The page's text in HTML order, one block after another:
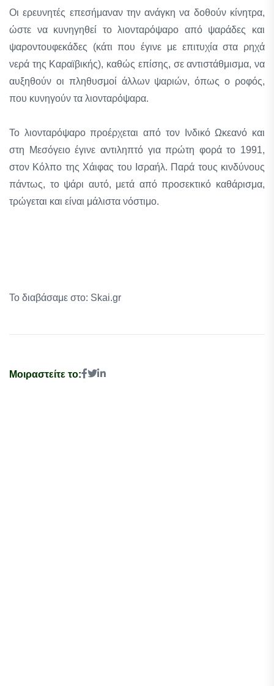
Οι ερευνητές επεσήμαναν την ανάγκη να δοθούν κίνητρα,
ώστε να κυνηγηθεί το λιονταρόψαρο από ψαράδες και
ψαροντουφεκάδες (κάτι που έγινε με επιτυχία στα ρηχά
νερά της Καραϊβικής), καθώς επίσης, σε αντιστάθμισμα, να
αυξηθούν οι πληθυσμοί άλλων ψαριών, όπως ο ροφός,
που κυνηγούν τα λιονταρόψαρα.
Το λιονταρόψαρο προέρχεται από τον Ινδικό Ωκεανό και
στη Μεσόγειο έγινε αντιληπτό για πρώτη φορά το 1991,
στον Κόλπο της Χάιφας του Ισραήλ. Παρά τους κινδύνους
πάντως, το ψάρι αυτό, μετά από προσεκτικό καθάρισμα,
τρώγεται και είναι μάλιστα νόστιμο.
Το διαβάσαμε στο: Skai.gr
Μοιραστείτε το: